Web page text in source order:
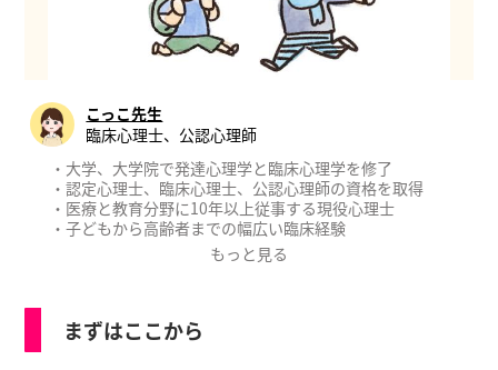
こっこ先生
臨床心理士、公認心理師
・大学、大学院で発達心理学と臨床心理学を修了
・認定心理士、臨床心理士、公認心理師の資格を取得
・医療と教育分野に10年以上従事する現役心理士
・子どもから高齢者までの幅広い臨床経験
・厚生労働省認可のもと公認心理師実習指導者として後
・教育委員会の教育相談
・国立、大学病院等の精神科、心療内科、神経科、児童
もっと見る
まずはここから